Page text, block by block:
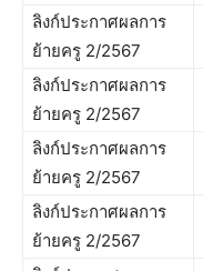
ลิงก์ประกาศผลการ
ย้ายครู 2/2567
ลิงก์ประกาศผลการ
ย้ายครู 2/2567
ลิงก์ประกาศผลการ
ย้ายครู 2/2567
ลิงก์ประกาศผลการ
ย้ายครู 2/2567